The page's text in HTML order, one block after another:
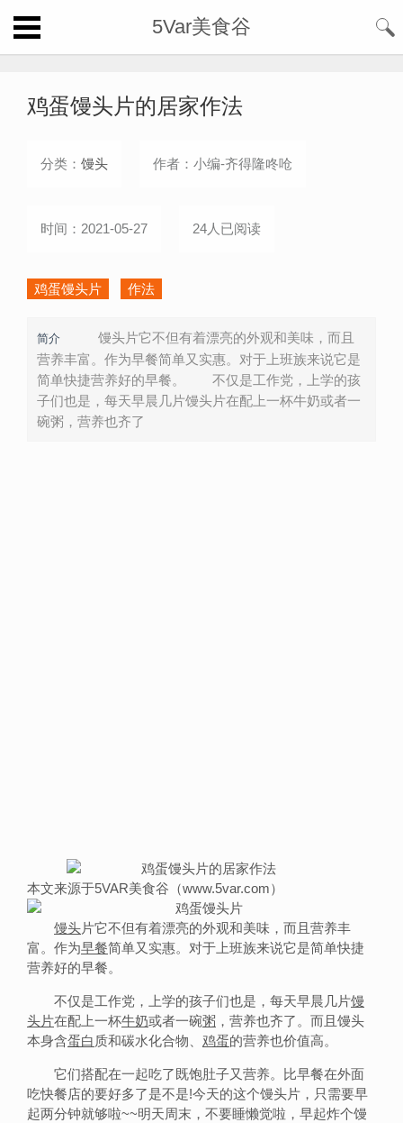
5Var美食谷
鸡蛋馒头片的居家作法
分类： 馒头 作者：小编-齐得隆咚呛
时间：2021-05-27 24人已阅读
鸡蛋馒头片 作法
简介
馒头片它不但有着漂亮的外观和美味，而且
营养丰富。作为早餐简单又实惠。对于上班族来说它是
简单快捷营养好的早餐。 不仅是工作党，上学的孩
子们也是，每天早晨几片馒头片在配上一杯牛奶或者一
碗粥，营养也齐了
本文来源于5VAR美食谷（www.5var.com）
馒头片它不但有着漂亮的外观和美味，而且营养丰
富。作为早餐简单又实惠。对于上班族来说它是简单快捷
营养好的早餐。
不仅是工作党，上学的孩子们也是，每天早晨几片馒
头片在配上一杯牛奶或者一碗粥 ，营养也齐了。而且馒头
本身含蛋白 质和碳水化合物、 鸡蛋的营养也价值高。
它们搭配在一起吃了既饱肚子又营养。比早餐在外面
吃快餐店的要好多了是不是!今天的这个馒头片，只需要早
起两分钟就够啦~~明天周末，不要睡懒觉啦，早起炸个馒